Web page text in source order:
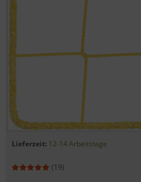
Lieferzeit: 12-14 Arbeitstage
(19)